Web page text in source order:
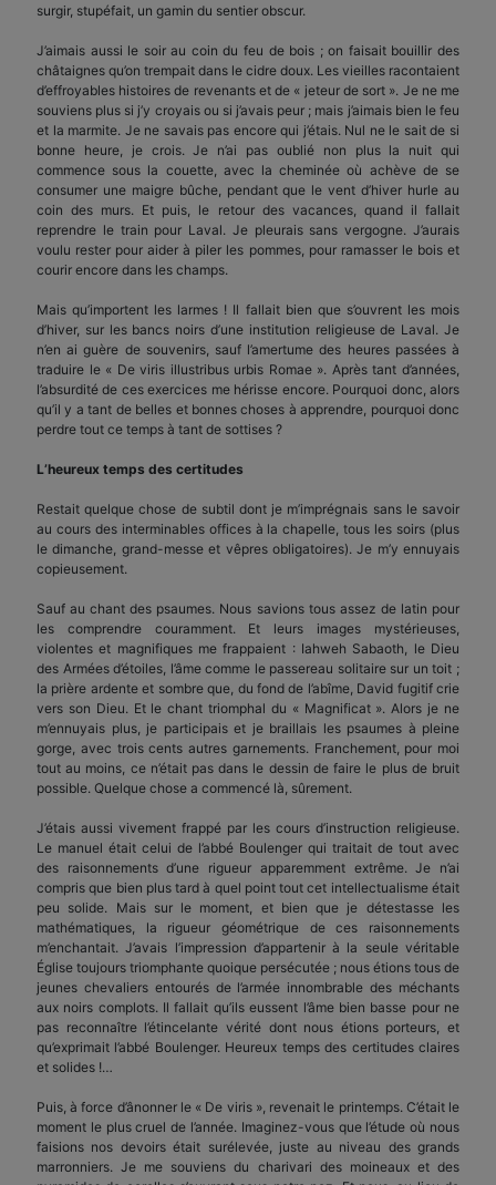
surgir, stupéfait, un gamin du sentier obscur.
J’aimais aussi le soir au coin du feu de bois ; on faisait bouillir des
châtaignes qu’on trempait dans le cidre doux. Les vieilles racontaient
d’effroyables histoires de revenants et de « jeteur de sort ». Je ne me
souviens plus si j’y croyais ou si j’avais peur ; mais j’aimais bien le feu
et la marmite. Je ne savais pas encore qui j’étais. Nul ne le sait de si
bonne heure, je crois. Je n’ai pas oublié non plus la nuit qui
commence sous la couette, avec la cheminée où achève de se
consumer une maigre bûche, pendant que le vent d’hiver hurle au
coin des murs. Et puis, le retour des vacances, quand il fallait
reprendre le train pour Laval. Je pleurais sans vergogne. J’aurais
voulu rester pour aider à piler les pommes, pour ramasser le bois et
courir encore dans les champs.
Mais qu’importent les larmes ! Il fallait bien que s’ouvrent les mois
d’hiver, sur les bancs noirs d’une institution religieuse de Laval. Je
n’en ai guère de souvenirs, sauf l’amertume des heures passées à
traduire le « De viris illustribus urbis Romae ». Après tant d’années,
l’absurdité de ces exercices me hérisse encore. Pourquoi donc, alors
qu’il y a tant de belles et bonnes choses à apprendre, pourquoi donc
perdre tout ce temps à tant de sottises ?
L’heureux temps des certitudes
Restait quelque chose de subtil dont je m’imprégnais sans le savoir
au cours des interminables offices à la chapelle, tous les soirs (plus
le dimanche, grand-messe et vêpres obligatoires). Je m’y ennuyais
copieusement.
Sauf au chant des psaumes. Nous savions tous assez de latin pour
les comprendre couramment. Et leurs images mystérieuses,
violentes et magnifiques me frappaient : Iahweh Sabaoth, le Dieu
des Armées d’étoiles, l’âme comme le passereau solitaire sur un toit ;
la prière ardente et sombre que, du fond de l’abîme, David fugitif crie
vers son Dieu. Et le chant triomphal du « Magnificat ». Alors je ne
m’ennuyais plus, je participais et je braillais les psaumes à pleine
gorge, avec trois cents autres garnements. Franchement, pour moi
tout au moins, ce n’était pas dans le dessin de faire le plus de bruit
possible. Quelque chose a commencé là, sûrement.
J’étais aussi vivement frappé par les cours d’instruction religieuse.
Le manuel était celui de l’abbé Boulenger qui traitait de tout avec
des raisonnements d’une rigueur apparemment extrême. Je n’ai
compris que bien plus tard à quel point tout cet intellectualisme était
peu solide. Mais sur le moment, et bien que je détestasse les
mathématiques, la rigueur géométrique de ces raisonnements
m’enchantait. J’avais l’impression d’appartenir à la seule véritable
Église toujours triomphante quoique persécutée ; nous étions tous de
jeunes chevaliers entourés de l’armée innombrable des méchants
aux noirs complots. Il fallait qu’ils eussent l’âme bien basse pour ne
pas reconnaître l’étincelante vérité dont nous étions porteurs, et
qu’exprimait l’abbé Boulenger. Heureux temps des certitudes claires
et solides !…
Puis, à force d’ânonner le « De viris », revenait le printemps. C’était le
moment le plus cruel de l’année. Imaginez-vous que l’étude où nous
faisions nos devoirs était surélevée, juste au niveau des grands
marronniers. Je me souviens du charivari des moineaux et des